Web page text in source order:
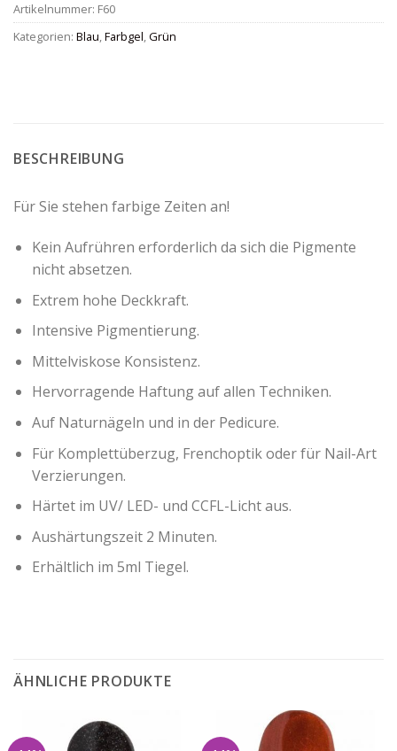
Artikelnummer: F60
Kategorien: Blau,Farbgel,Grün
BESCHREIBUNG
Für Sie stehen farbige Zeiten an!
Kein Aufrühren erforderlich da sich die Pigmente
nicht absetzen.
Extrem hohe Deckkraft.
Intensive Pigmentierung.
Mittelviskose Konsistenz.
Hervorragende Haftung auf allen Techniken.
Auf Naturnägeln und in der Pedicure.
Für Komplettüberzug, Frenchoptik oder für Nail-Art
Verzierungen.
Härtet im UV/ LED- und CCFL-Licht aus.
Aushärtungszeit 2 Minuten.
Erhältlich im 5ml Tiegel.
ÄHNLICHE PRODUKTE